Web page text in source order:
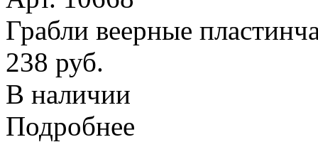
Грабли веерные
238 руб.
В наличии
Подробнее